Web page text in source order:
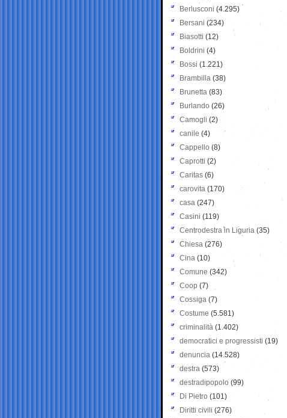
Berlusconi (4.295)
Bersani (234)
Biasotti (12)
Boldrini (4)
Bossi (1.221)
Brambilla (38)
Brunetta (83)
Burlando (26)
Camogli (2)
canile (4)
Cappello (8)
Caprotti (2)
Caritas (6)
carovita (170)
casa (247)
Casini (119)
Centrodestra in Liguria (35)
Chiesa (276)
Cina (10)
Comune (342)
Coop (7)
Cossiga (7)
Costume (5.581)
criminalità (1.402)
democratici e progressisti (19)
denuncia (14.528)
destra (573)
destradipopolo (99)
Di Pietro (101)
Diritti civili (276)